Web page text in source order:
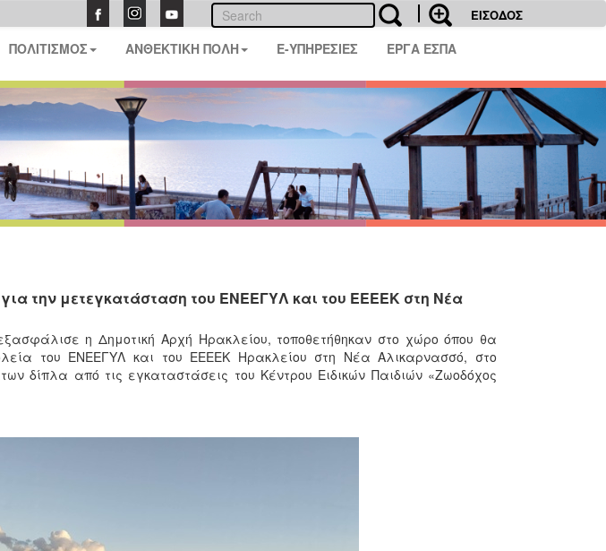
ΕΙΣΟΔΟΣ
ΠΟΛΙΤΙΣΜΟΣ ΑΝΘΕΚΤΙΚΗ ΠΟΛΗ E-ΥΠΗΡΕΣΙΕΣ ΕΡΓΑ ΕΣΠΑ
την μετεγκατάσταση του ΕΝΕΕΓΥΛ και του ΕΕΕΕΚ στη Νέα
η Δημοτική Αρχή Ηρακλείου, τοποθετήθηκαν στο χώρο όπου θα
του ΕΝΕΕΓΥΛ και του ΕΕΕΕΚ Ηρακλείου στη Νέα Αλικαρνασσό, στο
δίπλα από τις εγκαταστάσεις του Κέντρου Ειδικών Παιδιών «Ζωοδόχος